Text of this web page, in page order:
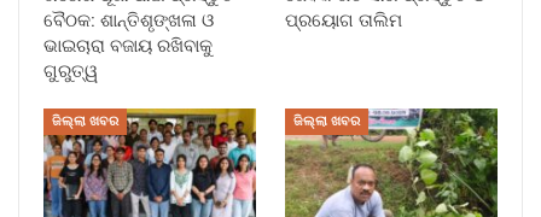
ବୈଠକ: ଶାନ୍ତିଶୃଙ୍ଖଳା ଓ
ଭାଇଚାରା ବଜାୟ ରଖିବାକୁ
ଗୁରୁତ୍ୱ
ପ୍ରୟୋଗ ତାଲିମ
ଜିଲ୍ଲା ଖବର ଜିଲ୍ଲା ଖବର